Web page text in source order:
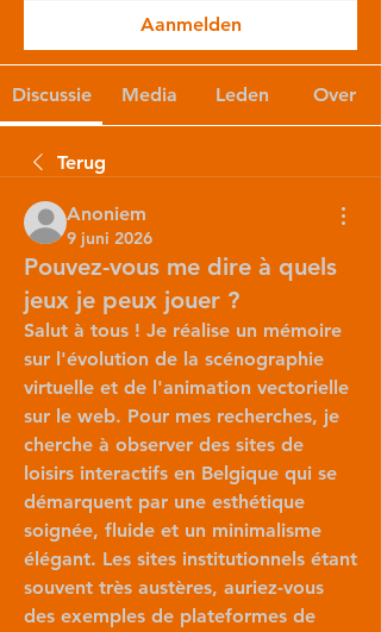
Aanmelden
Discussie Media Leden Over
Terug
Anoniem
9 juni 2026
Pouvez-vous me dire à quels
jeux je peux jouer ?
Salut à tous ! Je réalise un mémoire
sur l'évolution de la scénographie
virtuelle et de l'animation vectorielle
sur le web. Pour mes recherches, je
cherche à observer des sites de
loisirs interactifs en Belgique qui se
démarquent par une esthétique
soignée, fluide et un minimalisme
élégant. Les sites institutionnels étant
souvent très austères, auriez-vous
des exemples de plateformes de